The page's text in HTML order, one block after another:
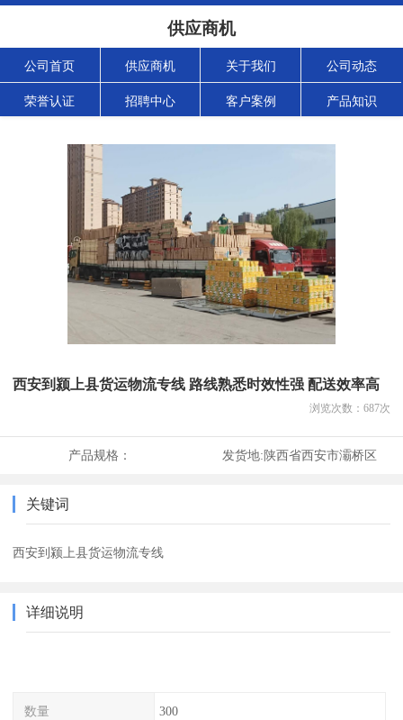
供应商机
公司首页 供应商机 关于我们 公司动态
荣誉认证 招聘中心 客户案例 产品知识
西安到颍上县货运物流专线 路线熟悉时效性强 配送效率高
浏览次数： 687次
产品规格： 发货地:陕西省西安市灞桥区
关键词
西安到颍上县货运物流专线
详细说明
数量 300